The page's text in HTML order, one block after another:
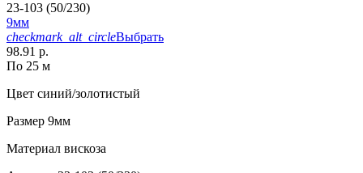
23-103 (50/230)
9мм
checkmark_alt_circleВыбрать
98.91 р.
По 25 м
Цвет синий/золотистый
Размер 9мм
Материал вискоза